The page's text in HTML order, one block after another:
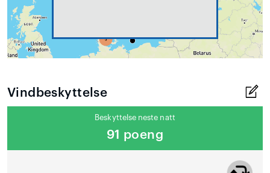
Vindbeskyttelse
Beskyttelse neste natt
91 poeng